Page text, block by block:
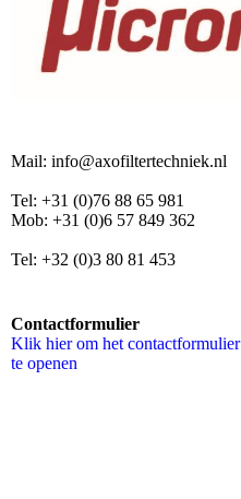
Mail: info@axofiltertechniek.nl
Tel: +31 (0)76 88 65 981
Mob: +31 (0)6 57 849 362
Tel: +32 (0)3 80 81 453
Contactformulier
Klik hier om het contactformulier
te openen